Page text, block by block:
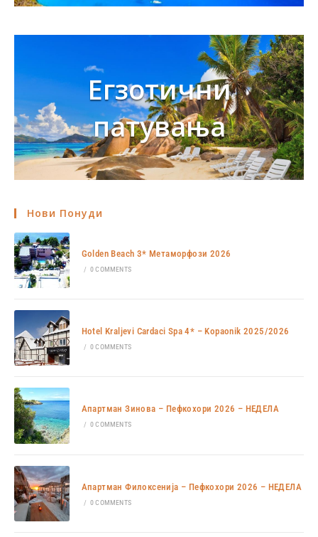
Егзотични
патувања
Нови Понуди
Golden Beach 3* Метаморфози 2026
/ 0 COMMENTS
Hotel Kraljevi Cardaci Spa 4* – Kopaonik 2025/2026
/ 0 COMMENTS
Апартман Зинова – Пефкохори 2026 – НЕДЕЛА
/ 0 COMMENTS
Апартман Филоксенија – Пефкохори 2026 – НЕДЕЛА
/ 0 COMMENTS